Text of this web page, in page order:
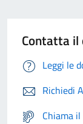
Contatta il
Leggi le
Richiedi
Chiama